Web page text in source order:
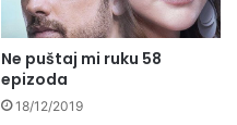
Ne puštaj mi ruku 58
epizoda
18/12/2019